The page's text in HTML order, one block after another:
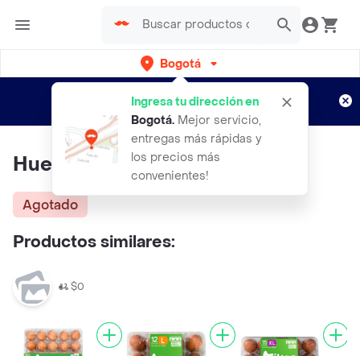
Bogotá
Ingresa tu dirección en
Bogotá. Mejor servicio,
entregas más rápidas y
los precios más
convenientes!
envíos gratis por semanas
Aplican TyC
Huevo X 30 Und Tipo B
Agotado
Productos similares:
$0